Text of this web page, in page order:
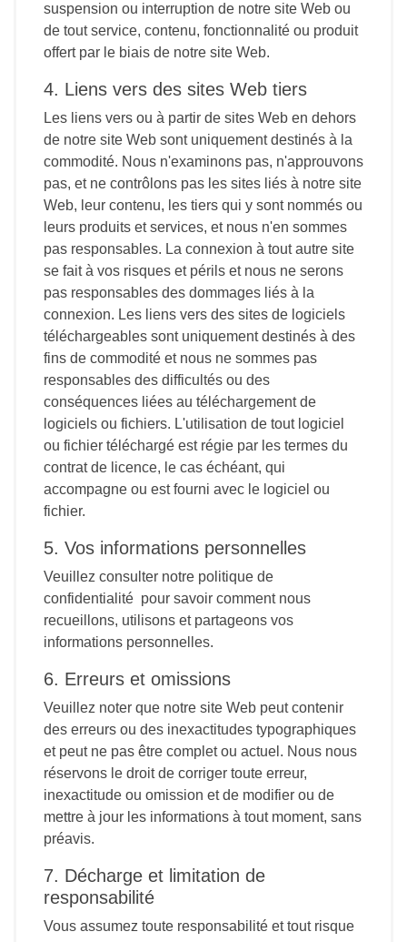
suspension ou interruption de notre site Web ou
de tout service, contenu, fonctionnalité ou produit
offert par le biais de notre site Web.
4. Liens vers des sites Web tiers
Les liens vers ou à partir de sites Web en dehors
de notre site Web sont uniquement destinés à la
commodité. Nous n'examinons pas, n'approuvons
pas, et ne contrôlons pas les sites liés à notre site
Web, leur contenu, les tiers qui y sont nommés ou
leurs produits et services, et nous n'en sommes
pas responsables. La connexion à tout autre site
se fait à vos risques et périls et nous ne serons
pas responsables des dommages liés à la
connexion. Les liens vers des sites de logiciels
téléchargeables sont uniquement destinés à des
fins de commodité et nous ne sommes pas
responsables des difficultés ou des
conséquences liées au téléchargement de
logiciels ou fichiers. L'utilisation de tout logiciel
ou fichier téléchargé est régie par les termes du
contrat de licence, le cas échéant, qui
accompagne ou est fourni avec le logiciel ou
fichier.
5. Vos informations personnelles
Veuillez consulter notre politique de
confidentialité pour savoir comment nous
recueillons, utilisons et partageons vos
informations personnelles.
6. Erreurs et omissions
Veuillez noter que notre site Web peut contenir
des erreurs ou des inexactitudes typographiques
et peut ne pas être complet ou actuel. Nous nous
réservons le droit de corriger toute erreur,
inexactitude ou omission et de modifier ou de
mettre à jour les informations à tout moment, sans
préavis.
7. Décharge et limitation de
responsabilité
Vous assumez toute responsabilité et tout risque